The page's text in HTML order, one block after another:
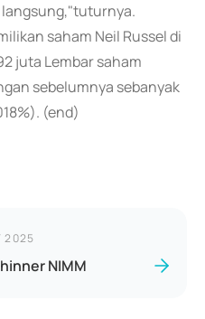
saham Neil Russel di
juta Lembar saham
sebelumnya sebanyak
(end)
2025
NIMM